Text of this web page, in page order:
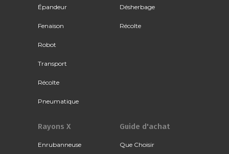
Épandeur
Fenaison
Robot
Transport
Récolte
Pneumatique
Désherbage
Récolte
Rayons X
Enrubanneuse
Guide d'achat
Que Choisir